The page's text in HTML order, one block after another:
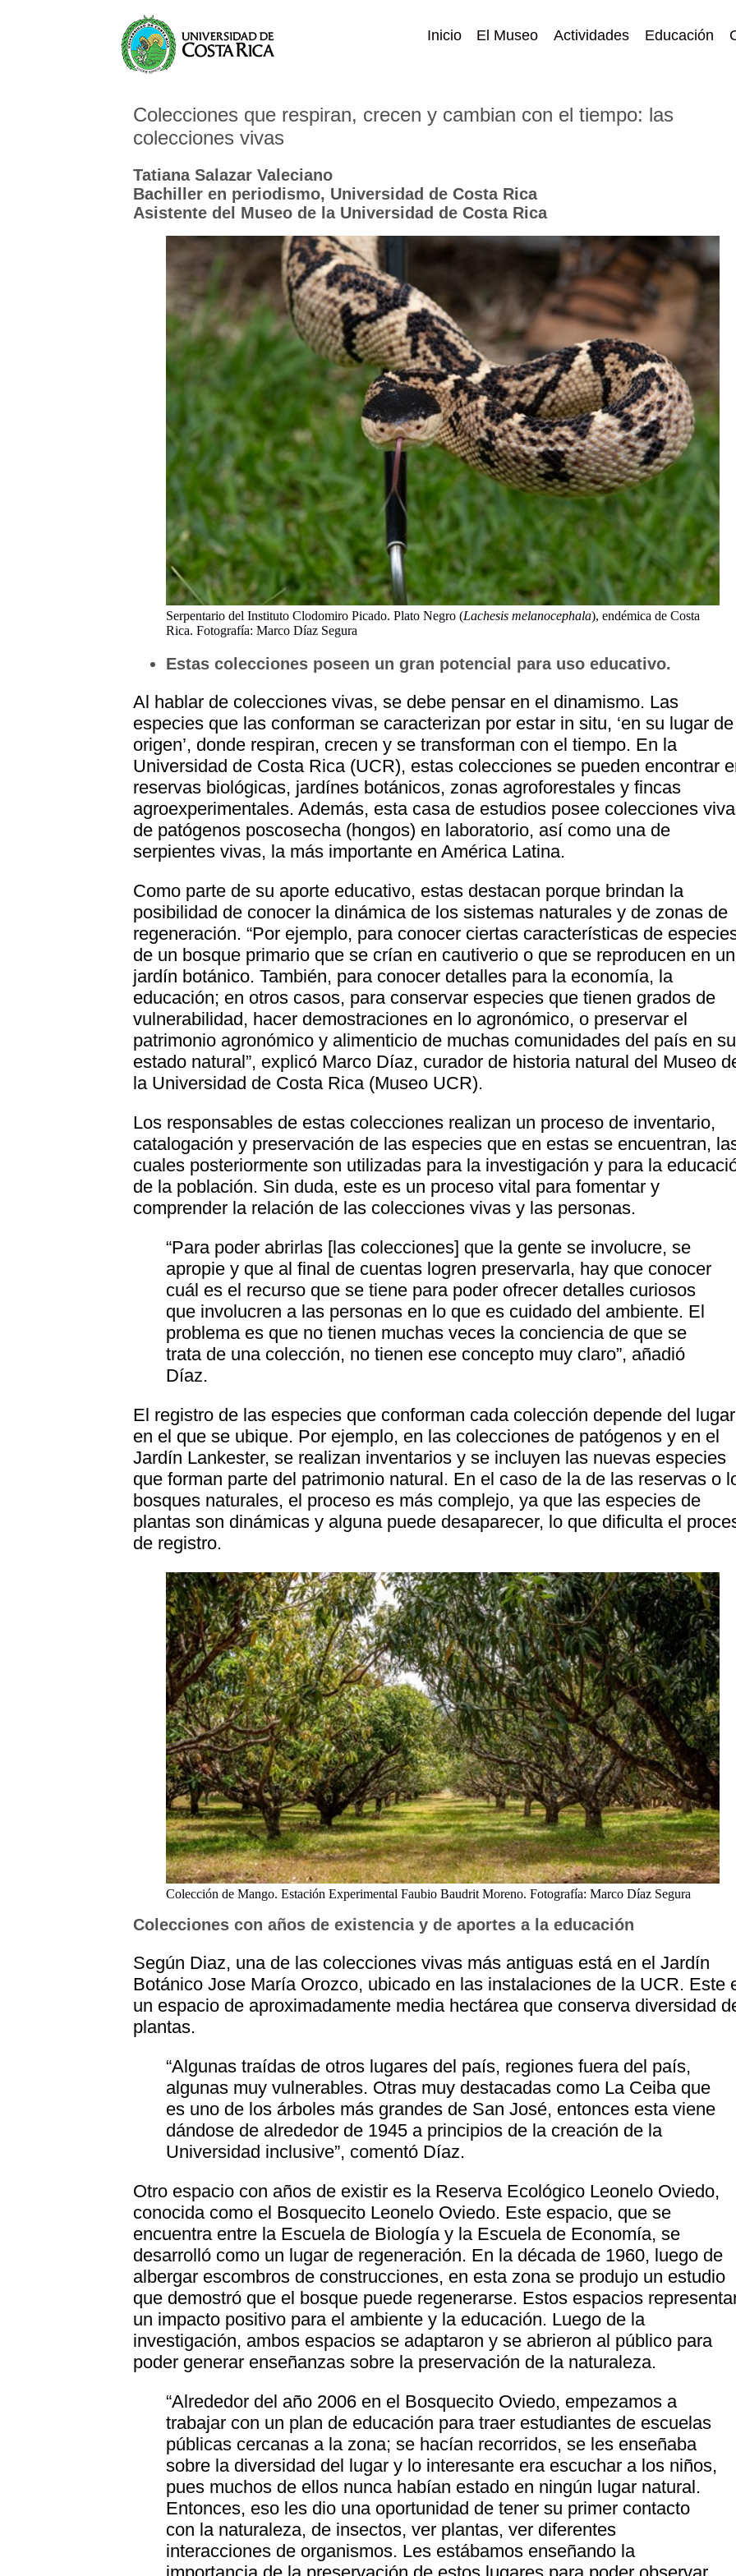
Inicio El Museo Actividades Educación
Colecciones que respiran, crecen y cambian con el tiempo: las
colecciones vivas
Tatiana Salazar Valeciano
Bachiller en periodismo, Universidad de Costa Rica
Asistente del Museo de la Universidad de Costa Rica
Serpentario del Instituto Clodomiro Picado. Plato Negro (Lachesis melanocephala), endémica de Costa
Rica. Fotografía: Marco Díaz Segura
Estas colecciones poseen un gran potencial para uso educativo.
Al hablar de colecciones vivas, se debe pensar en el dinamismo. Las
especies que las conforman se caracterizan por estar in situ, ‘en su lugar de
origen’, donde respiran, crecen y se transforman con el tiempo. En la
Universidad de Costa Rica (UCR), estas colecciones se pueden encontrar
reservas biológicas, jardínes botánicos, zonas agroforestales y fincas
agroexperimentales. Además, esta casa de estudios posee colecciones
de patógenos poscosecha (hongos) en laboratorio, así como una de
serpientes vivas, la más importante en América Latina.
Como parte de su aporte educativo, estas destacan porque brindan la
posibilidad de conocer la dinámica de los sistemas naturales y de zonas de
regeneración. “Por ejemplo, para conocer ciertas características de
de un bosque primario que se crían en cautiverio o que se reproducen en un
jardín botánico. También, para conocer detalles para la economía, la
educación; en otros casos, para conservar especies que tienen grados de
vulnerabilidad, hacer demostraciones en lo agronómico, o preservar el
patrimonio agronómico y alimenticio de muchas comunidades del país en su
estado natural”, explicó Marco Díaz, curador de historia natural del Museo
la Universidad de Costa Rica (Museo UCR).
Los responsables de estas colecciones realizan un proceso de inventario,
catalogación y preservación de las especies que en estas se encuentran,
cuales posteriormente son utilizadas para la investigación y para la
de la población. Sin duda, este es un proceso vital para fomentar y
comprender la relación de las colecciones vivas y las personas.
“Para poder abrirlas [las colecciones] que la gente se involucre, se
apropie y que al final de cuentas logren preservarla, hay que conocer
cuál es el recurso que se tiene para poder ofrecer detalles curiosos
que involucren a las personas en lo que es cuidado del ambiente. El
problema es que no tienen muchas veces la conciencia de que se
trata de una colección, no tienen ese concepto muy claro”, añadió
Díaz.
El registro de las especies que conforman cada colección depende del lugar
en el que se ubique. Por ejemplo, en las colecciones de patógenos y en el
Jardín Lankester, se realizan inventarios y se incluyen las nuevas especies
que forman parte del patrimonio natural. En el caso de la de las reservas o
bosques naturales, el proceso es más complejo, ya que las especies de
plantas son dinámicas y alguna puede desaparecer, lo que dificulta el
de registro.
Colección de Mango. Estación Experimental Faubio Baudrit Moreno. Fotografía: Marco Díaz Segura
Colecciones con años de existencia y de aportes a la educación
Según Diaz, una de las colecciones vivas más antiguas está en el Jardín
Botánico Jose María Orozco, ubicado en las instalaciones de la UCR. Este
un espacio de aproximadamente media hectárea que conserva diversidad
plantas.
“Algunas traídas de otros lugares del país, regiones fuera del país,
algunas muy vulnerables. Otras muy destacadas como La Ceiba que
es uno de los árboles más grandes de San José, entonces esta viene
dándose de alrededor de 1945 a principios de la creación de la
Universidad inclusive”, comentó Díaz.
Otro espacio con años de existir es la Reserva Ecológico Leonelo Oviedo,
conocida como el Bosquecito Leonelo Oviedo. Este espacio, que se
encuentra entre la Escuela de Biología y la Escuela de Economía, se
desarrolló como un lugar de regeneración. En la década de 1960, luego de
albergar escombros de construcciones, en esta zona se produjo un estudio
que demostró que el bosque puede regenerarse. Estos espacios
un impacto positivo para el ambiente y la educación. Luego de la
investigación, ambos espacios se adaptaron y se abrieron al público para
poder generar enseñanzas sobre la preservación de la naturaleza.
“Alrededor del año 2006 en el Bosquecito Oviedo, empezamos a
trabajar con un plan de educación para traer estudiantes de escuelas
públicas cercanas a la zona; se hacían recorridos, se les enseñaba
sobre la diversidad del lugar y lo interesante era escuchar a los niños,
pues muchos de ellos nunca habían estado en ningún lugar natural.
Entonces, eso les dio una oportunidad de tener su primer contacto
con la naturaleza, de insectos, ver plantas, ver diferentes
interacciones de organismos. Les estábamos enseñando la